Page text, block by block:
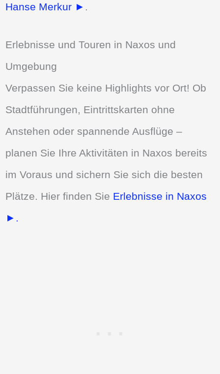
Hanse Merkur ► .
Erlebnisse und Touren in Naxos und
Umgebung
Verpassen Sie keine Highlights vor Ort! Ob
Stadtführungen, Eintrittskarten ohne
Anstehen oder spannende Ausflüge –
planen Sie Ihre Aktivitäten in Naxos bereits
im Voraus und sichern Sie sich die besten
Plätze. Hier finden Sie Erlebnisse in Naxos
►.